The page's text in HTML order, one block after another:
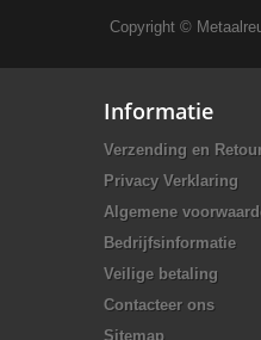
Copyright ©
Informatie
Verzending en
Privacy Verklaring
Algemene
Bedrijfsinformatie
Veilige betaling
Contacteer ons
Sitemap